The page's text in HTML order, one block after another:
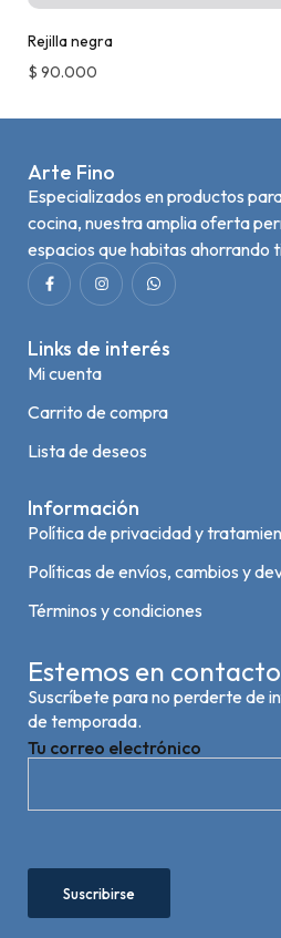
Rejilla negra
$ 90.000
Arte Fino
Especializados en productos
cocina, nuestra amplia oferta
espacios que habitas ahorrando
Links de interés
Mi cuenta
Carrito de compra
Lista de deseos
Información
Política de privacidad y
Políticas de envíos, cambios y
Términos y condiciones
Estemos en contacto
Suscríbete para no perderte de
de temporada.
Tu correo electrónico